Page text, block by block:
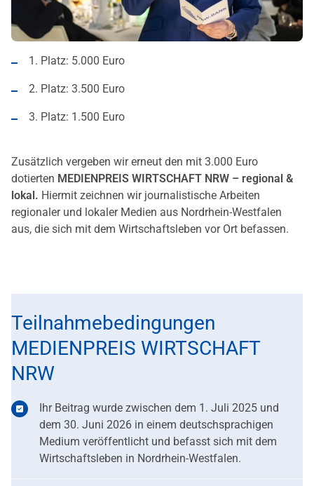
1. Platz: 5.000 Euro
2. Platz: 3.500 Euro
3. Platz: 1.500 Euro
Zusätzlich vergeben wir erneut den mit 3.000 Euro
dotierten MEDIENPREIS WIRTSCHAFT NRW – regional &
lokal. Hiermit zeichnen wir journalistische Arbeiten
regionaler und lokaler Medien aus Nordrhein-Westfalen
aus, die sich mit dem Wirtschaftsleben vor Ort befassen.
Teilnahmebedingungen
MEDIENPREIS WIRTSCHAFT
NRW
Ihr Beitrag wurde zwischen dem 1. Juli 2025 und
dem 30. Juni 2026 in einem deutschsprachigen
Medium veröffentlicht und befasst sich mit dem
Wirtschaftsleben in Nordrhein-Westfalen.